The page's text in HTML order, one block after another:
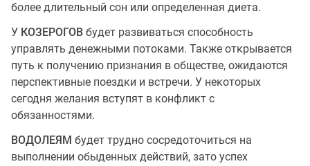
более длительный сон или определенная диета.
У КОЗЕРОГОВ будет развиваться способность
управлять денежными потоками. Также открывается
путь к получению признания в обществе, ожидаются
перспективные поездки и встречи. У некоторых
сегодня желания вступят в конфликт с
обязанностями.
ВОДОЛЕЯМ будет трудно сосредоточиться на
выполнении обыденных действий, зато успех